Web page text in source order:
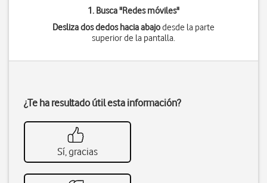
1. Busca "Redes móviles"
Desliza dos dedos hacia abajodesde la parte
superior de la pantalla.
¿Te ha resultado útil esta información?
Sí, gracias